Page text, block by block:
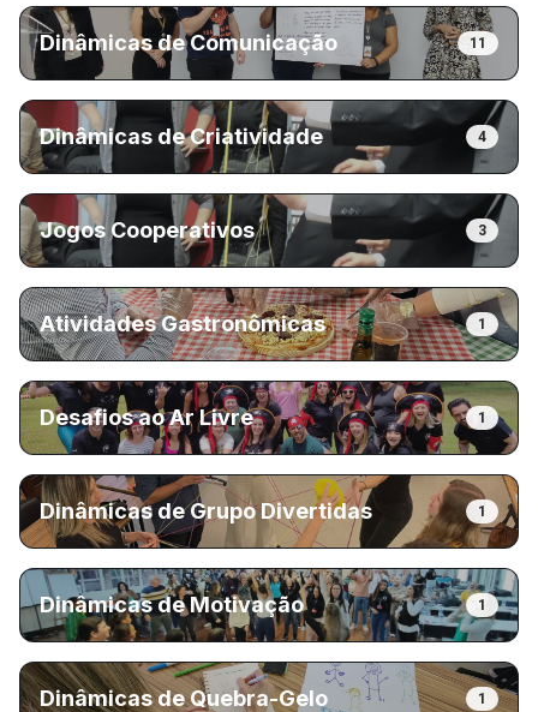
Dinâmicas de Comunicação 11
Dinâmicas de Criatividade 4
Jogos Cooperativos 3
Atividades Gastronômicas 1
Desafios ao Ar Livre 1
Dinâmicas de Grupo Divertidas 1
Dinâmicas de Motivação 1
Dinâmicas de Quebra-Gelo 1